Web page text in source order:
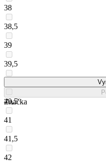
38
38,5
39
39,5
40,5
41
41,5
42
Značka